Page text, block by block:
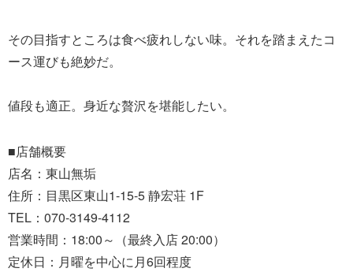
その目指すところは食べ疲れしない味。それを踏まえたコ
ース運びも絶妙だ。
値段も適正。身近な贅沢を堪能したい。
■店舗概要
店名：東山無垢
住所：目黒区東山1-15-5 静宏荘 1F
TEL：070-3149-4112
営業時間：18:00～（最終入店 20:00）
定休日：月曜を中心に月6回程度